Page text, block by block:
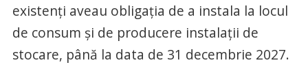
existenţi aveau obligaţia de a instala la locul
de consum şi de producere instalaţii de
stocare, până la data de 31 decembrie 2027.